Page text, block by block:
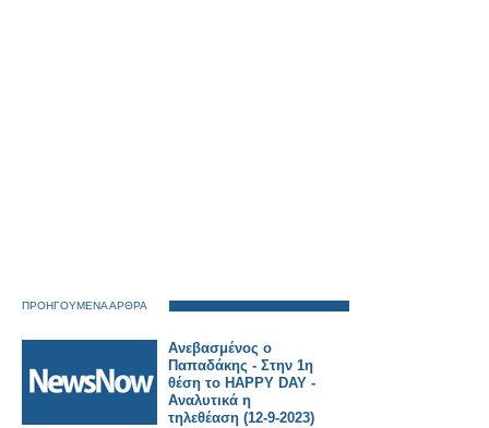
ΠΡΟΗΓΟΥΜΕΝΑ ΑΡΘΡΑ
Ανεβασμένος ο
Παπαδάκης - Στην 1η
θέση το HAPPY DAY -
Αναλυτικά η
τηλεθέαση (12-9-2023)